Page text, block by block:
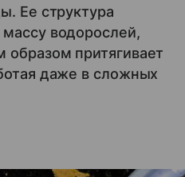
Ее структура
водорослей,
образом притягивает
даже в сложных